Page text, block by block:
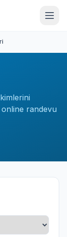
randevu